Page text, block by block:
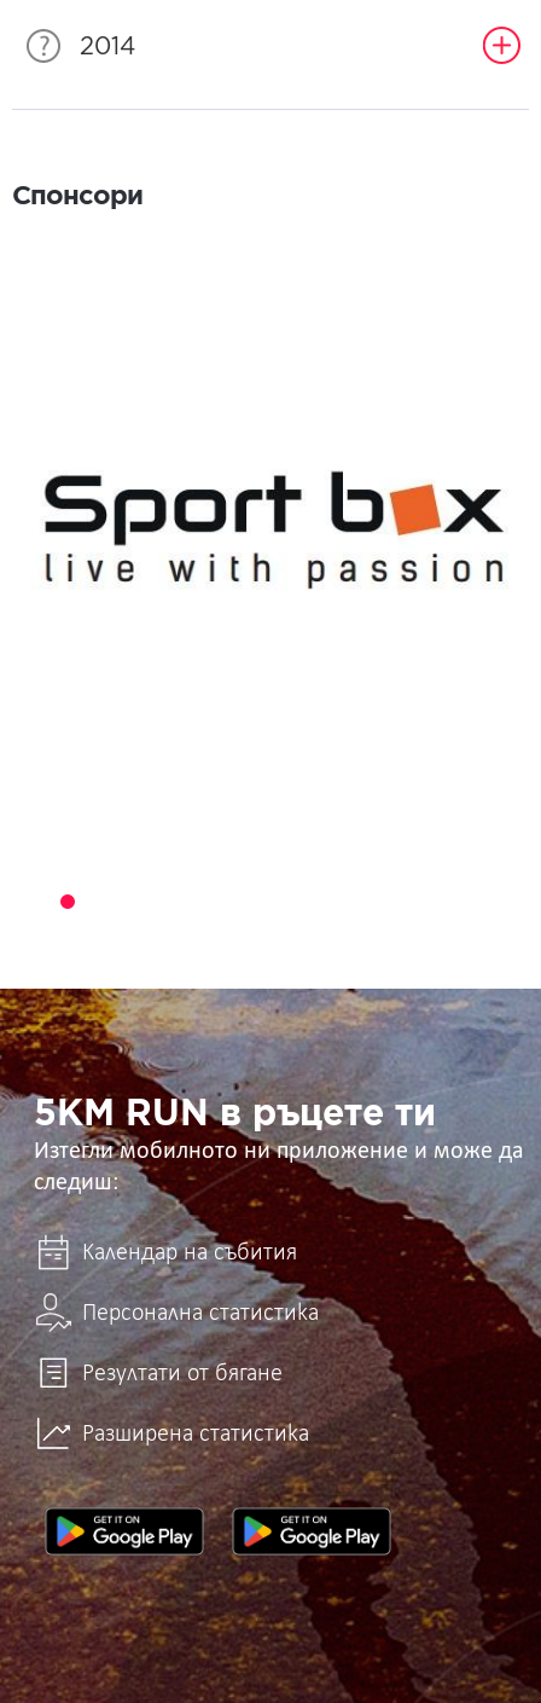
2014
Спонсори
5KM
RUN
в
ръцете
ти 5KM RUN в ръцете ти
Изтегли мобилното ни приложение и може да
следиш:
Календар на събития
Персонална статистика
Резултати от бягане
Разширена статистика